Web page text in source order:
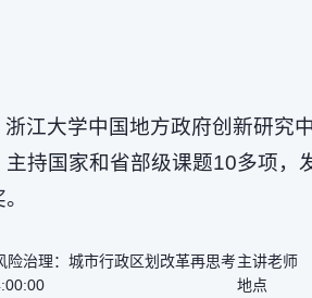
江大学中国地方政府创新研
持国家和省部级课题10多项
险治理：城市行政区划改革再思考主讲老师
地点